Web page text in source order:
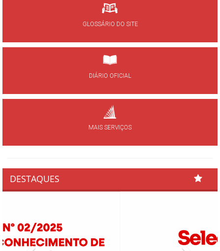
GLOSSÁRIO DO SITE
DIÁRIO OFICIAL
MAIS SERVIÇOS
DESTAQUES